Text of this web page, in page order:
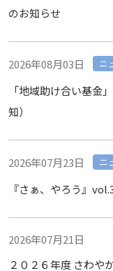
のお知らせ
2026年08月03日 ニ
「地域助け合い基金
知）
2026年07月23日 ニ
『さぁ、やろう』
2026年07月21日
２０２６年度 さわ